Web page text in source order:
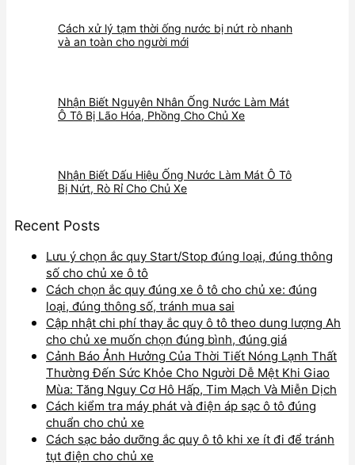
Cách xử lý tạm thời ống nước bị nứt rò nhanh
và an toàn cho người mới
Nhận Biết Nguyên Nhân Ống Nước Làm Mát
Ô Tô Bị Lão Hóa, Phồng Cho Chủ Xe
Nhận Biết Dấu Hiệu Ống Nước Làm Mát Ô Tô
Bị Nứt, Rò Rỉ Cho Chủ Xe
Recent Posts
Lưu ý chọn ắc quy Start/Stop đúng loại, đúng thông
số cho chủ xe ô tô
Cách chọn ắc quy đúng xe ô tô cho chủ xe: đúng
loại, đúng thông số, tránh mua sai
Cập nhật chi phí thay ắc quy ô tô theo dung lượng Ah
cho chủ xe muốn chọn đúng bình, đúng giá
Cảnh Báo Ảnh Hưởng Của Thời Tiết Nóng Lạnh Thất
Thường Đến Sức Khỏe Cho Người Dễ Mệt Khi Giao
Mùa: Tăng Nguy Cơ Hô Hấp, Tim Mạch Và Miễn Dịch
Cách kiểm tra máy phát và điện áp sạc ô tô đúng
chuẩn cho chủ xe
Cách sạc bảo dưỡng ắc quy ô tô khi xe ít đi để tránh
tụt điện cho chủ xe